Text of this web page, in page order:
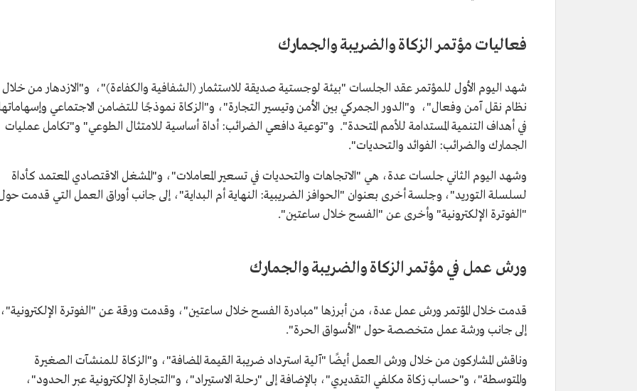
فعاليات مؤتمر الزكاة والضريبة والجمارك
شهد اليوم الأول للمؤتمر عقد الجلسات "بيئة لوجستية صديقة للاستثمار (الشفافية والكفاءة)"، و"الازدهار من خلال
نظام نقل آمن وفعال"، و"الدور الجمركي بين الأمن وتيسير التجارة"، و"الزكاة نموذجًا للتضامن الاجتماعي
في أهداف التنمية المستدامة للأمم المتحدة". و"توعية دافعي الضرائب: أداة أساسية للامتثال الطوعي" و"تكامل عمليات
الجمارك والضرائب: الفوائد والتحديات".
وشهد اليوم الثاني جلسات عدة، هي "الاتجاهات والتحديات في تسعير المعاملات"، و"المشغل الاقتصادي المعتمد كأداة
لسلسلة التوريد"، وجلسة أخرى بعنوان "الحوافز الضريبية: النهاية أم البداية"، إلى جانب أوراق العمل التي قدمت
"الفوترة الإلكترونية" وأخرى عن "الفسح خلال ساعتين".
ورش عمل في مؤتمر الزكاة والضريبة والجمارك
قدمت خلال المؤتمر ورش عمل عدة، من أبرزها "مبادرة الفسح خلال ساعتين"، وقدمت ورقة عن "الفوترة الإلكترونية"،
إلى جانب ورشة عمل متخصصة حول "الأسواق الحرة".
وناقش المشاركون من خلال ورش العمل أيضًا "آلية استرداد ضريبة القيمة المضافة"، و"الزكاة للمنشآت الصغيرة
والمتوسطة"، و"حساب زكاة مكلفي التقديري"، بالإضافة إلى "رحلة الاستيراد"، و"التجارة الإلكترونية عبر الحدود"،